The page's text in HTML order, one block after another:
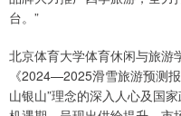
台。”
北京体育大学体育休闲与旅游
《2024—2025滑雪旅游预测
山银山”理念的深入人心及国